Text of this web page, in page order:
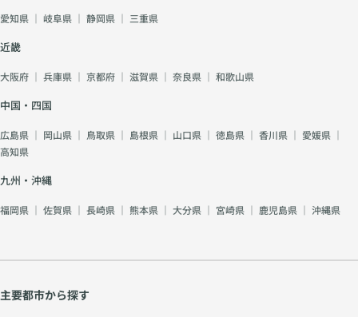
愛知県 ｜ 岐阜県 ｜ 静岡県 ｜ 三重県
近畿
大阪府 ｜ 兵庫県 ｜ 京都府 ｜ 滋賀県 ｜ 奈良県 ｜ 和歌山県
中国・四国
広島県 ｜ 岡山県 ｜ 鳥取県 ｜ 島根県 ｜ 山口県 ｜ 徳島県 ｜ 香川県 ｜ 愛媛県 ｜
高知県
九州・沖縄
福岡県 ｜ 佐賀県 ｜ 長崎県 ｜ 熊本県 ｜ 大分県 ｜ 宮崎県 ｜ 鹿児島県 ｜ 沖縄県
主要都市から探す